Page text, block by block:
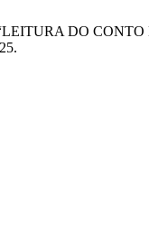
“LEITURA DO